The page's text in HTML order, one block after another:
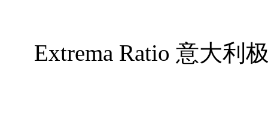
Extrema Ratio 意大利